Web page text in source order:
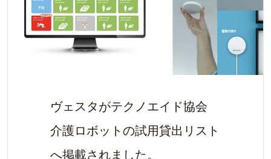
ヴェスタがテクノエイド協会
介護ロボットの試用貸出リスト
へ掲載されました。